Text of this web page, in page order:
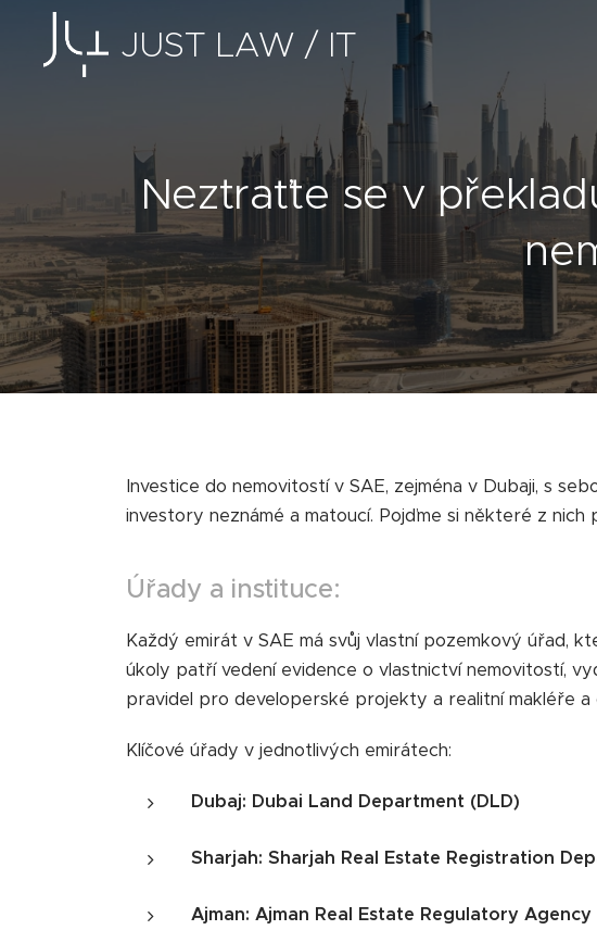
JUST LAW / IT
Neztraťte se v
Investice do nemovitostí v SAE, zejména v Dubaji, s
investory neznámé a matoucí. Pojďme si některé z nich
Úřady a instituce:
Každý emirát v SAE má svůj vlastní pozemkový úřad,
úkoly patří vedení evidence o vlastnictví nemovitostí,
pravidel pro developerské projekty a realitní makléře a
Klíčové úřady v jednotlivých emirátech:
Dubaj: Dubai Land Department (DLD)
Sharjah: Sharjah Real Estate Registration
Ajman: Ajman Real Estate Regulatory Agency